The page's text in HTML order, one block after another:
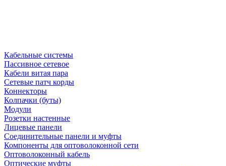
Кабельные системы
Пассивное сетевое
Кабели витая пара
Сетевые патч корды
Коннекторы
Колпачки (буты)
Модули
Розетки настенные
Лицевые панели
Соединительные панели и муфты
Компоненты для оптоволоконной сети
Оптоволоконный кабель
Оптические муфты